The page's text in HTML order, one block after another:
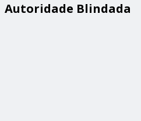
Autoridade Blindada